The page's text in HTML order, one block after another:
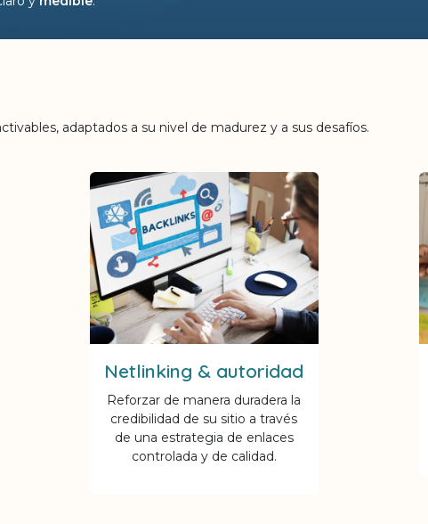
adaptados a su nivel de madurez y a sus desafíos.
Netlinking & autoridad
Reforzar de manera duradera la
credibilidad de su sitio a través
de una estrategia de enlaces
controlada y de calidad.